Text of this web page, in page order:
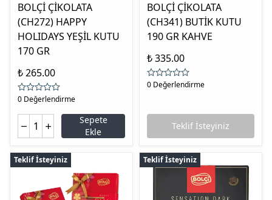
BOLÇİ ÇİKOLATA
(CH272) HAPPY
HOLIDAYS YEŞİL KUTU
170 GR
₺ 265.00
0 Değerlendirme
Sepete
Ekle
BOLÇİ ÇİKOLATA
(CH341) BUTİK KUTU
190 GR KAHVE
₺ 335.00
0 Değerlendirme
Teklif İsteyiniz
Teklif İsteyiniz Teklif İsteyiniz